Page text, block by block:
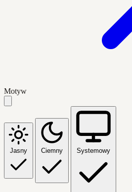
Motyw
Jasny Ciemny Systemowy